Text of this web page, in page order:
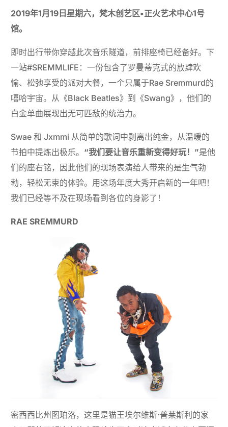
2019年1月19日星期六，梵木创艺区•正火艺术中心1号
馆。
即时出行带你穿越此次音乐隧道，前排座椅已经备好。下
一站#SREMMLIFE：一份包含了罗曼蒂克式的放肆欢
愉、松弛享受的派对大餐，一个只属于Rae Sremmurd的
嘻哈宇宙。从《Black Beatles》到《Swang》，他们的
白金单曲展现出无可匹敌的统治力。
Swae 和 Jxmmi 从简单的歌词中剥离出纯金，从温暖的
节拍中提炼出极乐。 “我们要让音乐重新变得好玩！”是他
们的座右铭，因此他们的现场表演给人带来的是生气勃
勃，轻松无束的体验。用这场年度大秀开启新的一年吧！
我们已经等不及在现场看到各位的身影了！
RAE SREMMURD
密西西比州图珀洛，这里是猫王埃尔维斯·普莱斯利的家